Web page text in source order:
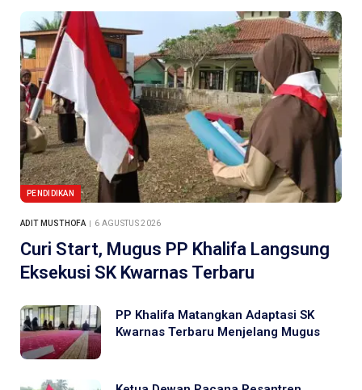
PENDIDIKAN
ADIT MUSTHOFA 6 AGUSTUS 2026
Curi Start, Mugus PP Khalifa Langsung
Eksekusi SK Kwarnas Terbaru
PP Khalifa Matangkan Adaptasi SK
Kwarnas Terbaru Menjelang Mugus